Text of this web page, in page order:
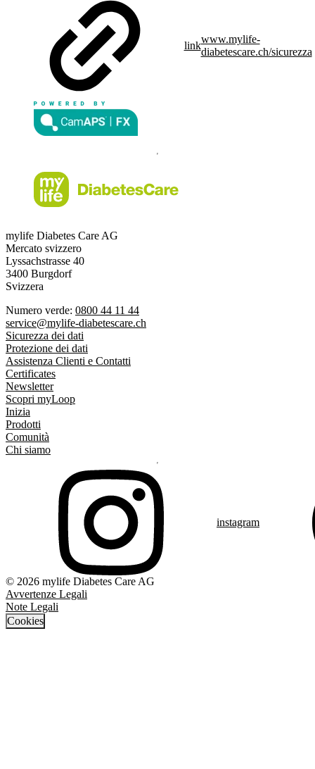
link
www.mylife-
diabetescare.ch/sicurezza
mylife Diabetes Care AG
Mercato svizzero
Lyssachstrasse 40
3400 Burgdorf
Svizzera
Numero verde: 0800 44 11 44
service@mylife-diabetescare.ch
Sicurezza dei dati
Protezione dei dati
Assistenza Clienti e Contatti
Certificates
Newsletter
Scopri myLoop
Inizia
Prodotti
Comunità
Chi siamo
instagram
© 2026 mylife Diabetes Care AG
Avvertenze Legali
Note Legali
Cookies